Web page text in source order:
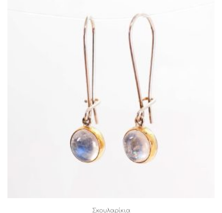
Σκουλαρίκια